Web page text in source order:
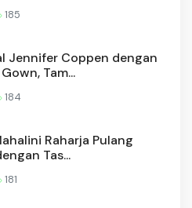
185
Jennifer Coppen dengan
Tam...
184
Raharja Pulang
Tas...
181